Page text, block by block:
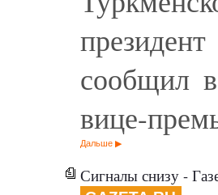
сообщил
вице-
Дальше
Сигналы снизу -